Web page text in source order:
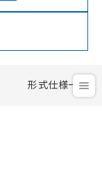
形式仕様一覧